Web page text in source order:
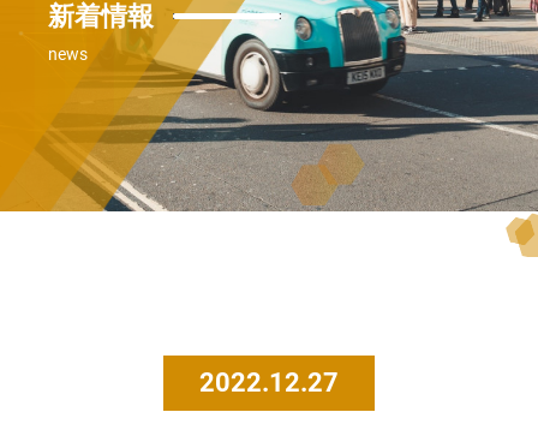
新着情報
news
2022.12.27